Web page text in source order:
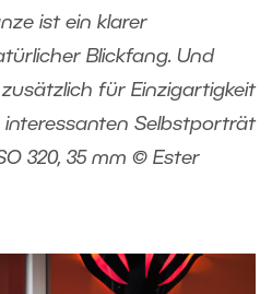
ist ein klarer
Blickfang. Und
für Einzigartigkeit
interessanten Selbstporträt
320, 35 mm © Ester